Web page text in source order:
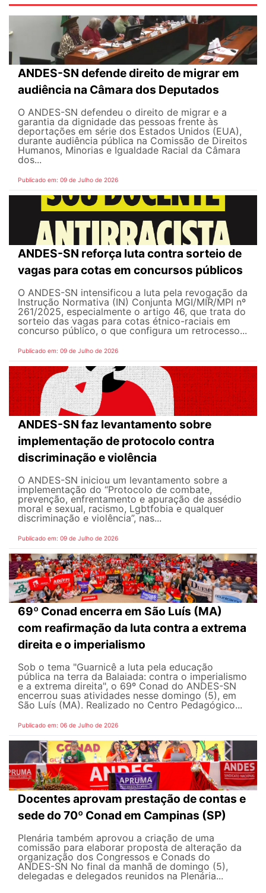
ANDES-SN defende direito de migrar em
audiência na Câmara dos Deputados
O ANDES-SN defendeu o direito de migrar e a
garantia da dignidade das pessoas frente às
deportações em série dos Estados Unidos (EUA),
durante audiência pública na Comissão de Direitos
Humanos, Minorias e Igualdade Racial da Câmara
dos...
Publicado em: 09 de Julho de 2026
ANDES-SN reforça luta contra sorteio de
vagas para cotas em concursos públicos
O ANDES-SN intensificou a luta pela revogação da
Instrução Normativa (IN) Conjunta MGI/MIR/MPI nº
261/2025, especialmente o artigo 46, que trata do
sorteio das vagas para cotas étnico-raciais em
concurso público, o que configura um retrocesso...
Publicado em: 09 de Julho de 2026
ANDES-SN faz levantamento sobre
implementação de protocolo contra
discriminação e violência
O ANDES-SN iniciou um levantamento sobre a
implementação do “Protocolo de combate,
prevenção, enfrentamento e apuração de assédio
moral e sexual, racismo, Lgbtfobia e qualquer
discriminação e violência”, nas...
Publicado em: 09 de Julho de 2026
69º Conad encerra em São Luís (MA)
com reafirmação da luta contra a extrema
direita e o imperialismo
Sob o tema "Guarnicê a luta pela educação
pública na terra da Balaiada: contra o imperialismo
e a extrema direita", o 69º Conad do ANDES-SN
encerrou suas atividades nesse domingo (5), em
São Luís (MA). Realizado no Centro Pedagógico...
Publicado em: 06 de Julho de 2026
Docentes aprovam prestação de contas e
sede do 70º Conad em Campinas (SP)
Plenária também aprovou a criação de uma
comissão para elaborar proposta de alteração da
organização dos Congressos e Conads do
ANDES-SN No final da manhã de domingo (5),
delegadas e delegados reunidos na Plenária...